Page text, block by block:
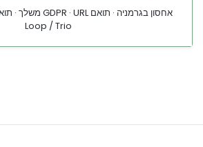
Loop / Trio